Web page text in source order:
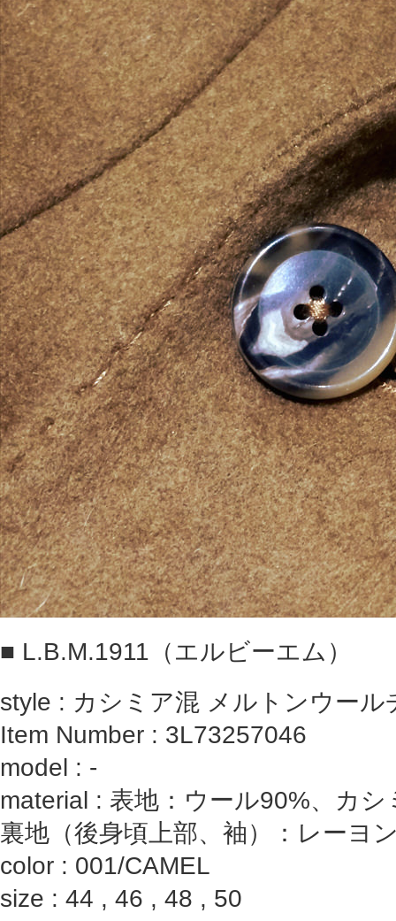
■ L.B.M.1911（エルビーエム）
style : カシミア混 メルトンウール
Item Number : 3L73257046
model : ‐
material : 表地：ウール90%、カシ
裏地（後身頃上部、袖）：レーヨ
color : 001/CAMEL
size : 44 , 46 , 48 , 50